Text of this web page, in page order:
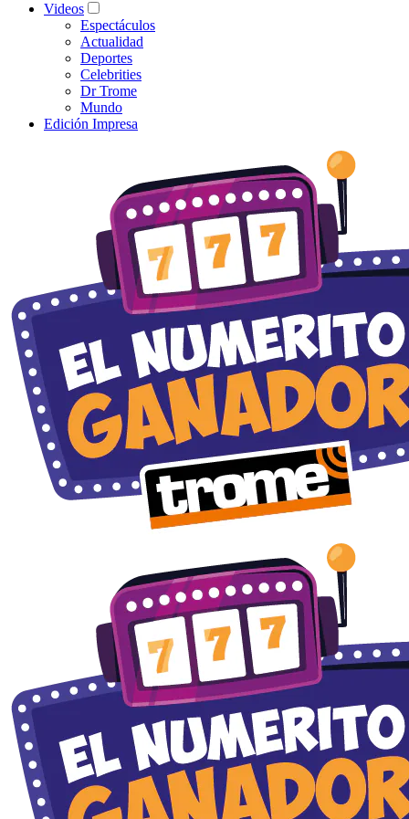
Videos
Espectáculos
Actualidad
Deportes
Celebrities
Dr Trome
Mundo
Edición Impresa